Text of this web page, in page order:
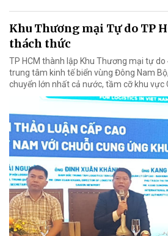
Khu Thương mại Tự do TP
thách thức
TP HCM thành lập Khu Thương mại tự
trung tâm kinh tế biển vùng Đông Nam
chuyển lớn nhất cả nước, tầm cỡ khu vực